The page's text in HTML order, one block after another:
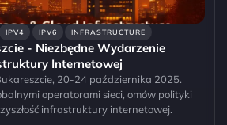
IPV4 IPV6 INFRASTRUCTURE
- Niezbędne Wydarzenie
Internetowej
20-24 października 2025.
operatorami sieci, omów polityki
infrastruktury internetowej.